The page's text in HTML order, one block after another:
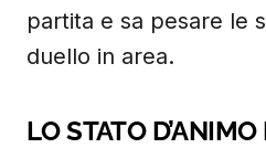
partita e sa pesare le
duello in area.
LO STATO